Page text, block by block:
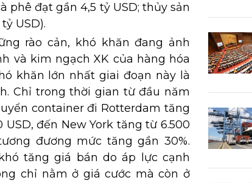
phê đạt gần 4,5 tỷ USD; thủy sản
USD).
rào cản, khó khăn đang ảnh
và kim ngạch XK của hàng hóa
khăn lớn nhất giai đoạn này là
Chỉ trong thời gian từ đầu năm
container đi Rotterdam tăng
đến New York tăng từ 6.500
đương mức tăng gần 30%.
tăng giá bán do áp lực cạnh
chỉ nằm ở giá cước mà còn ở